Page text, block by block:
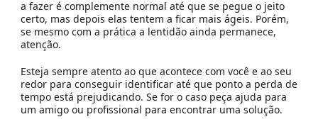
a fazer é complemente normal até que se pegue o jeito
certo, mas depois elas tentem a ficar mais ágeis. Porém,
se mesmo com a prática a lentidão ainda permanece,
atenção.
Esteja sempre atento ao que acontece com você e ao seu
redor para conseguir identificar até que ponto a perda de
tempo está prejudicando. Se for o caso peça ajuda para
um amigo ou profissional para encontrar uma solução.